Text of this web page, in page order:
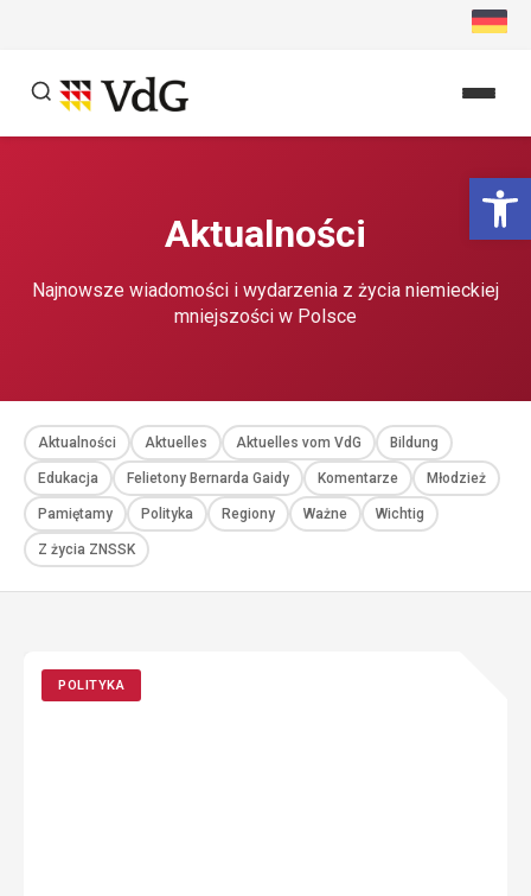
Aktualności
Najnowsze wiadomości i wydarzenia z życia niemieckiej
mniejszości w Polsce
Aktualności Aktuelles Aktuelles vom VdG Bildung
Edukacja Felietony Bernarda Gaidy Komentarze Młodzież
Pamiętamy Polityka Regiony Ważne Wichtig
Z życia ZNSSK
POLITYKA